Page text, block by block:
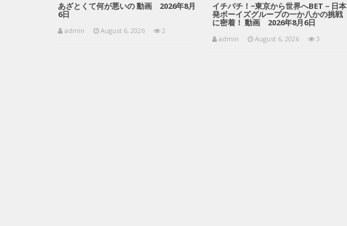
あざとくて何が悪いの 動画 2026年8月
6日
admin August 6, 2026 2
イチバチ！−東京から世界へBET－日本
発ボーイズグループの一か八かの挑戦
に密着！ 動画 2026年8月6日
admin August 6, 2026 3